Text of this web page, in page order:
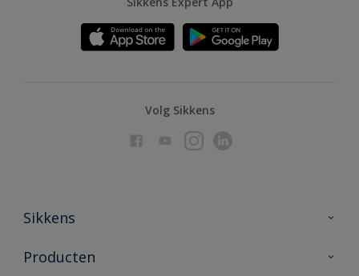
Volg Sikkens
Sikkens
Over Sikkens
Producten